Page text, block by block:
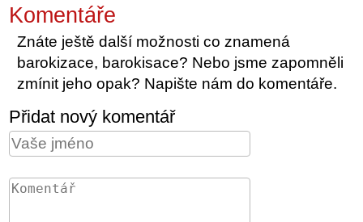
Komentáře
Znáte ještě další možnosti co znamená
barokizace, barokisace? Nebo jsme zapomněli
zmínit jeho opak? Napište nám do komentáře.
Přidat nový komentář